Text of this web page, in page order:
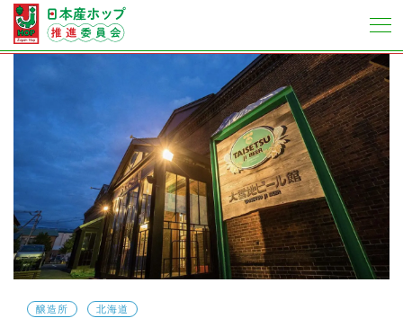
醸造所 北海道